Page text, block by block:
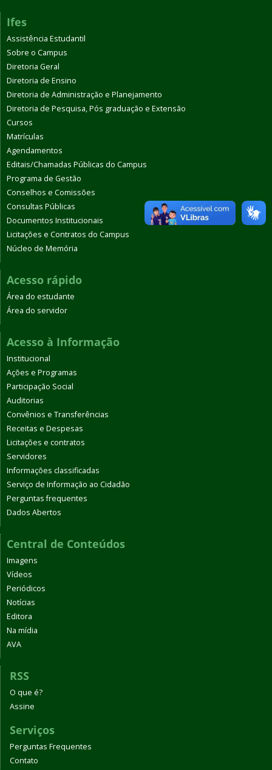
Ifes
Assistência Estudantil
Sobre o Campus
Diretoria Geral
Diretoria de Ensino
Diretoria de Administração e Planejamento
Diretoria de Pesquisa, Pós graduação e Extensão
Cursos
Matrículas
Agendamentos
Editais/Chamadas Públicas do Campus
Programa de Gestão
Conselhos e Comissões
Consultas Públicas
Documentos Institucionais
Licitações e Contratos do Campus
Núcleo de Memória
Acesso rápido
Área do estudante
Área do servidor
Acesso à Informação
Institucional
Ações e Programas
Participação Social
Auditorias
Convênios e Transferências
Receitas e Despesas
Licitações e contratos
Servidores
Informações classificadas
Serviço de Informação ao Cidadão
Perguntas frequentes
Dados Abertos
Central de Conteúdos
Imagens
Vídeos
Periódicos
Notícias
Editora
Na mídia
AVA
RSS
O que é?
Assine
Serviços
Perguntas Frequentes
Contato